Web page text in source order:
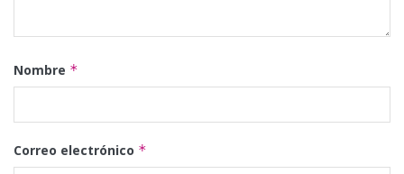
Nombre *
Correo electrónico *